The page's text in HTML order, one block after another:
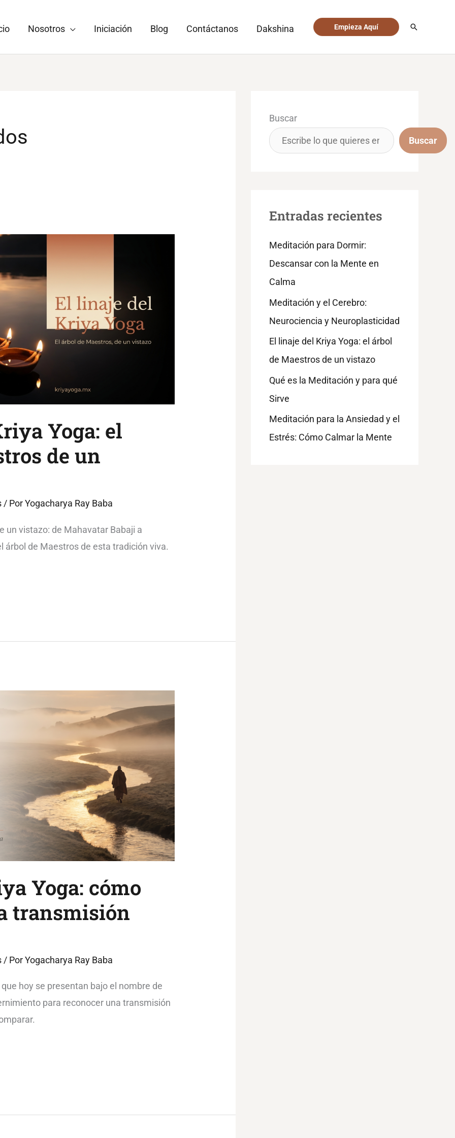
Nosotros Iniciación Blog Contáctanos Dakshina Empieza Aquí Buscar
Yoga: el
de un
/ PorYogacharya Ray Baba
un vistazo: de Mahavatar Babaji a
árbol de Maestros de esta tradición viva.
Yoga: cómo
transmisión
/ PorYogacharya Ray Baba
hoy se presentan bajo el nombre de
para reconocer una transmisión
Buscar
Buscar
Entradas recientes
Meditación para Dormir:
Descansar con la Mente en
Calma
Meditación y el Cerebro:
Neurociencia y Neuroplasticidad
El linaje del Kriya Yoga: el árbol
de Maestros de un vistazo
Qué es la Meditación y para qué
Sirve
Meditación para la Ansiedad y el
Estrés: Cómo Calmar la Mente